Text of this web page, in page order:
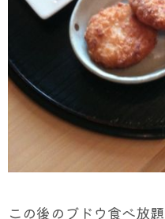
この後のブドウ食べ放